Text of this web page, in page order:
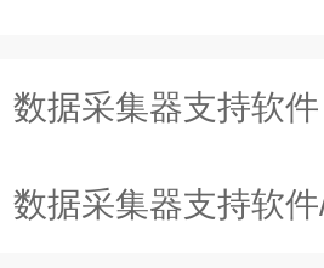
数据采集器支持软
数据采集器支持软